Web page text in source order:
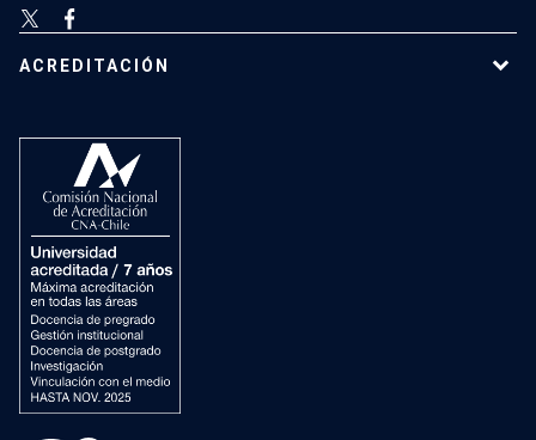
ACREDITACIÓN